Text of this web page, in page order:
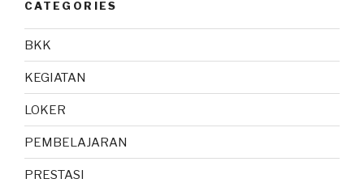
CATEGORIES
BKK
KEGIATAN
LOKER
PEMBELAJARAN
PRESTASI